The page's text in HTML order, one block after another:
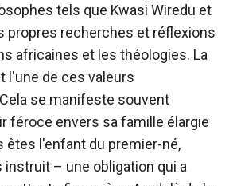
tels que Kwasi Wiredu et
propres recherches et réflexions
africaines et les théologies. La
l'une de ces valeurs
se manifeste souvent
féroce envers sa famille élargie
êtes l'enfant du premier-né,
– une obligation qui a